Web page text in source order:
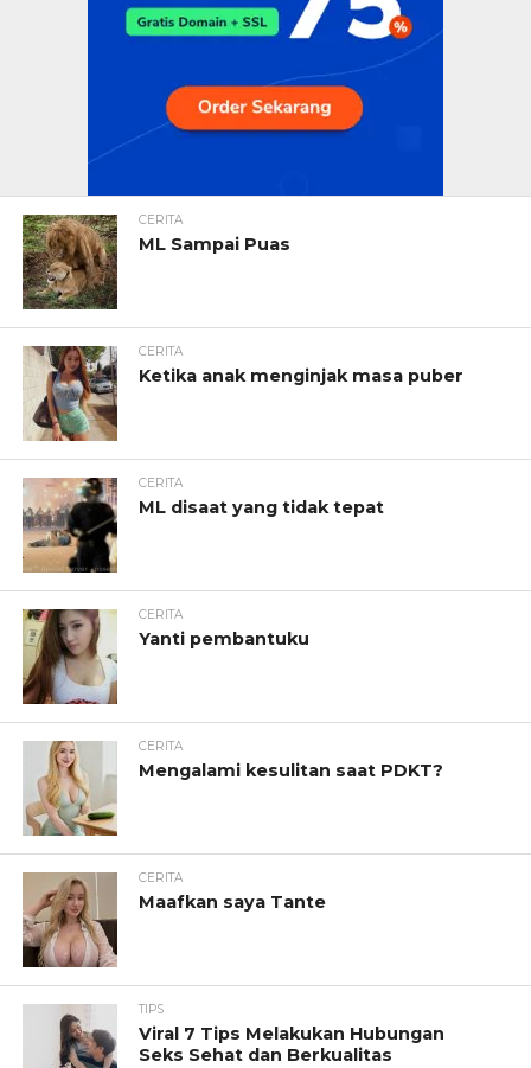
CERITA
ML Sampai Puas
CERITA
Ketika anak menginjak masa puber
CERITA
ML disaat yang tidak tepat
CERITA
Yanti pembantuku
CERITA
Mengalami kesulitan saat PDKT?
CERITA
Maafkan saya Tante
TIPS
Viral 7 Tips Melakukan Hubungan
Seks Sehat dan Berkualitas